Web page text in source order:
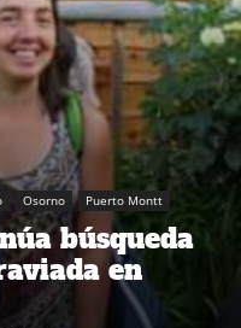
Osorno Puerto Montt
búsqueda
en